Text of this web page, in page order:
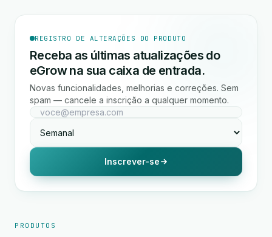
REGISTRO DE ALTERAÇÕES DO PRODUTO
Receba as últimas atualizações do
eGrow na sua caixa de entrada.
Novas funcionalidades, melhorias e correções. Sem
spam — cancele a inscrição a qualquer momento.
Inscrever-se
PRODUTOS